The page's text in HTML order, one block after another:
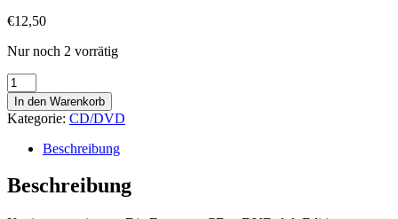
€12,50
Nur noch 2 vorrätig
Kneipenterroristen
-
Die
Ersten….
DVD,
ltd.
In den Warenkorb
Kategorie: CD/DVD
Beschreibung
Beschreibung